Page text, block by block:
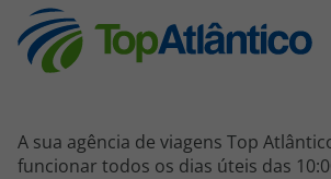
A sua agência de viagens Top
funcionar todos os dias úteis das